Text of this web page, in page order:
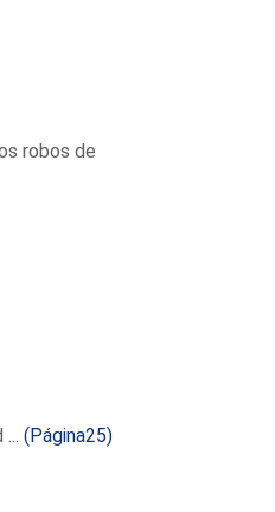
robos de
(Página25)